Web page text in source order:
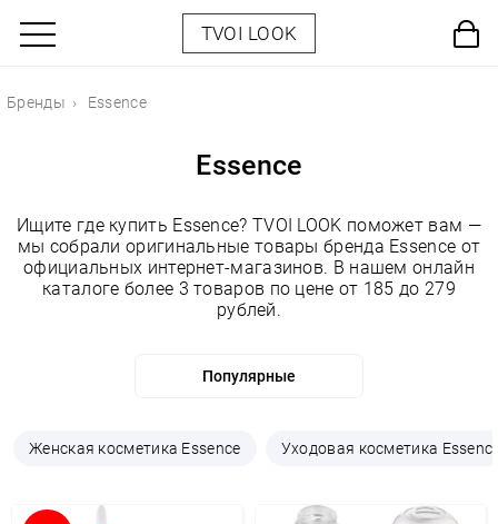
TVOI LOOK
Бренды Essence
Essence
Ищите где купить Essence? TVOI LOOK поможет вам —
мы собрали оригинальные товары бренда Essence от
официальных интернет-магазинов. В нашем онлайн
каталоге более 3 товаров по цене от 185 до 279
рублей.
Женская косметика Essence Уходовая косметика